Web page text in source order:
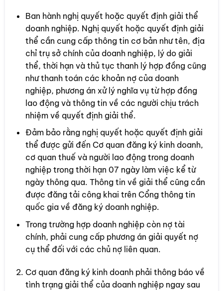
Ban hành nghị quyết hoặc quyết định giải thể
doanh nghiệp. Nghị quyết hoặc quyết định giải
thể cần cung cấp thông tin cơ bản như tên, địa
chỉ trụ sở chính của doanh nghiệp, lý do giải
thể, thời hạn và thủ tục thanh lý hợp đồng cũng
như thanh toán các khoản nợ của doanh
nghiệp, phương án xử lý nghĩa vụ từ hợp đồng
lao động và thông tin về các người chịu trách
nhiệm về quyết định giải thể.
Đảm bảo rằng nghị quyết hoặc quyết định giải
thể được gửi đến Cơ quan đăng ký kinh doanh,
cơ quan thuế và người lao động trong doanh
nghiệp trong thời hạn 07 ngày làm việc kể từ
ngày thông qua. Thông tin về giải thể cũng cần
được đăng tải công khai trên Cổng thông tin
quốc gia về đăng ký doanh nghiệp.
Trong trường hợp doanh nghiệp còn nợ tài
chính, phải cung cấp phương án giải quyết nợ
cụ thể đối với các chủ nợ liên quan.
Cơ quan đăng ký kinh doanh phải thông báo về
tình trạng giải thể của doanh nghiệp ngay sau